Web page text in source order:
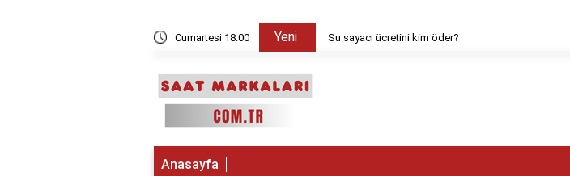
Cumartesi 18:00 Yeni Su sayacı ücretini kim öder?
Anasayfa